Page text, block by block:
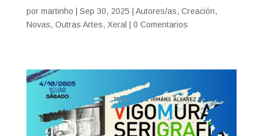
por martinho Sep 30, 2025 Autores/as, Creación,
Novas, Outras Artes, Xeral 0 Comentarios